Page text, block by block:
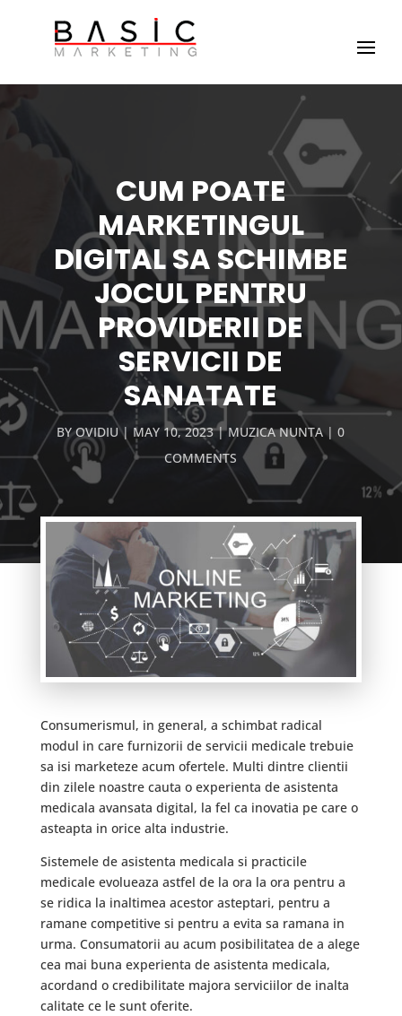
CUM POATE
MARKETINGUL
DIGITAL SA SCHIMBE
JOCUL PENTRU
PROVIDERII DE
SERVICII DE
SANATATE
BYOVIDIU MAY 10, 2023 MUZICA NUNTA
0
COMMENTS
Consumerismul, in general, a schimbat radical
modul in care furnizorii de servicii medicale trebuie
sa isi marketeze acum ofertele. Multi dintre clientii
din zilele noastre cauta o experienta de asistenta
medicala avansata digital, la fel ca inovatia pe care o
asteapta in orice alta industrie.
Sistemele de asistenta medicala si practicile
medicale evolueaza astfel de la ora la ora pentru a
se ridica la inaltimea acestor asteptari, pentru a
ramane competitive si pentru a evita sa ramana in
urma. Consumatorii au acum posibilitatea de a alege
cea mai buna experienta de asistenta medicala,
acordand o credibilitate majora serviciilor de inalta
calitate ce le sunt oferite.